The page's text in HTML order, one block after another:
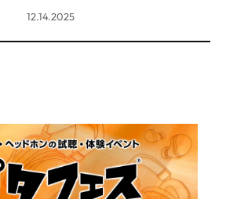
12.14.2025